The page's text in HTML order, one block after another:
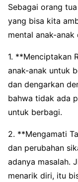
Sebagai orang
yang bisa kita
mental anak-
1. **Menciptakan
anak-anak untuk
dan dengarkan
bahwa tidak ada
untuk berbagi.
2. **Mengamati
dan perubahan
adanya masalah.
menarik diri, itu